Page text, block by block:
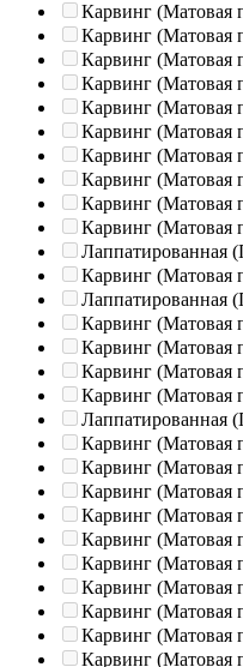
Карвинг (Матовая
Карвинг (Матовая
Карвинг (Матовая
Карвинг (Матовая
Карвинг (Матовая
Карвинг (Матовая
Карвинг (Матовая
Карвинг (Матовая
Карвинг (Матовая
Карвинг (Матовая
Лаппатированная
Карвинг (Матовая
Лаппатированная
Карвинг (Матовая
Карвинг (Матовая
Карвинг (Матовая
Карвинг (Матовая
Лаппатированная
Карвинг (Матовая
Карвинг (Матовая
Карвинг (Матовая
Карвинг (Матовая
Карвинг (Матовая
Карвинг (Матовая
Карвинг (Матовая
Карвинг (Матовая
Карвинг (Матовая
Карвинг (Матовая